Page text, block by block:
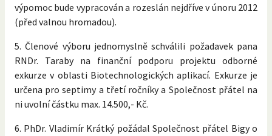
výpomoc bude vypracován a rozeslán nejdříve v únoru 2012
(před valnou hromadou).
5. Členové výboru jednomyslně schválili požadavek pana
RNDr. Taraby na finanční podporu projektu odborné
exkurze v oblasti Biotechnologických aplikací. Exkurze je
určena pro septimy a třetí ročníky a Společnost přátel na
ni uvolní částku max. 14.500,- Kč.
6. PhDr. Vladimír Krátký požádal Společnost přátel Bigy o